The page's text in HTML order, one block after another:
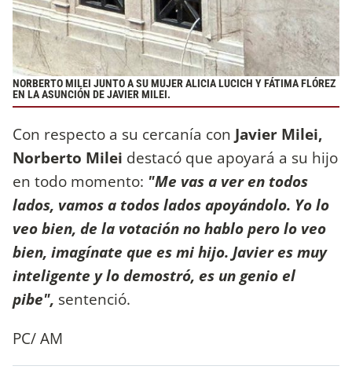
NORBERTO MILEI JUNTO A SU MUJER ALICIA LUCICH Y FÁTIMA FLÓREZ
EN LA ASUNCIÓN DE JAVIER MILEI.
Con respecto a su cercanía con Javier Milei,
Norberto Milei destacó que apoyará a su hijo
en todo momento: "Me vas a ver en todos
lados, vamos a todos lados apoyándolo. Yo lo
veo bien, de la votación no hablo pero lo veo
bien, imagínate que es mi hijo. Javier es muy
inteligente y lo demostró, es un genio el
pibe", sentenció.
PC/ AM